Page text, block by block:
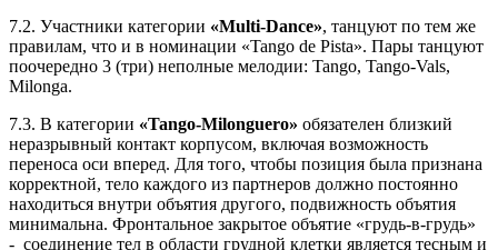
7.2. Участники категории «Multi-Dance», танцуют по тем же
правилам, что и в номинации «Tango de Pista». Пары танцуют
поочередно 3 (три) неполные мелодии: Tango, Tango-Vals,
Milonga.
7.3. В категории «Tango-Milonguero» обязателен близкий
неразрывный контакт корпусом, включая возможность
переноса оси вперед. Для того, чтобы позиция была признана
корректной, тело каждого из партнеров должно постоянно
находиться внутри объятия другого, подвижность объятия
минимальна. Фронтальное закрытое объятие «грудь-в-грудь»
- соединение тел в области грудной клетки является тесным и